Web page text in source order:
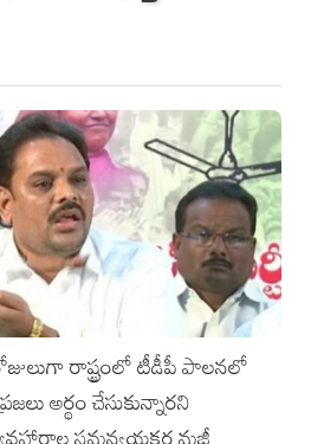
రాష్ట్రంలో టీడీపీ పాలనలో
అర్థం చేసుకున్నారని
సమన్వయకర్త మజ్జీ